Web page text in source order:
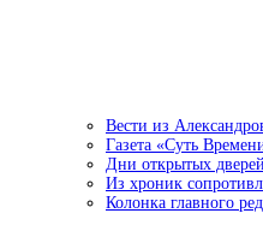
Вести из
Газета «Суть
Дни открытых
Из хроник
Колонка главного